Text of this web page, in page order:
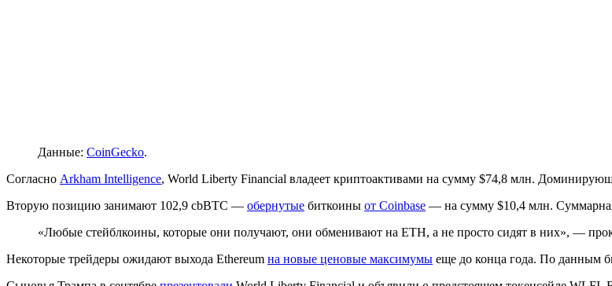
Данные: CoinGecko.
Согласно Arkham Intelligence, World Liberty Financial владеет криптоактивами на сумму $74,8 млн.
Вторую позицию занимают 102,9 cbBTC — обернутые биткоины от Coinbase — на сумму $10,4 млн.
«Любые стейблкоины, которые они получают, они обменивают на ETH, а не просто сидят в них», —
Некоторые трейдеры ожидают выхода Ethereum на новые ценовые максимумы еще до конца года. По данным